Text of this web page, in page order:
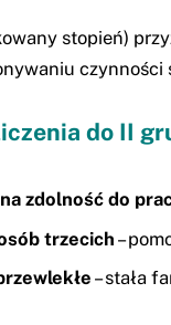
stopień)
czynności
do II
zdolność do
trzecich–
– stała